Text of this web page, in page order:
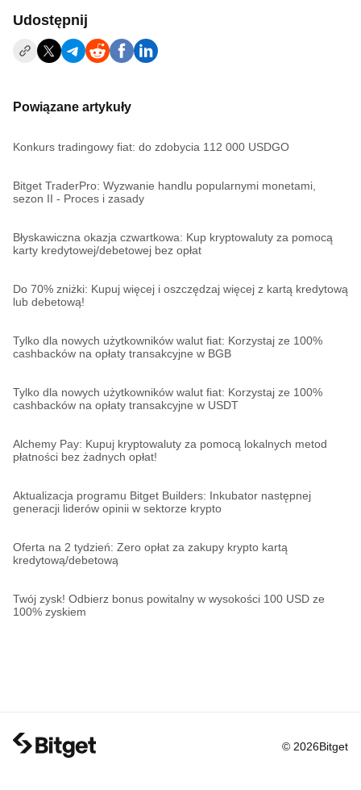
Udostępnij
Powiązane artykuły
Konkurs tradingowy fiat: do zdobycia 112 000 USDGO
Bitget TraderPro: Wyzwanie handlu popularnymi monetami,
sezon II - Proces i zasady
Błyskawiczna okazja czwartkowa: Kup kryptowaluty za pomocą
karty kredytowej/debetowej bez opłat
Do 70% zniżki: Kupuj więcej i oszczędzaj więcej z kartą kredytową
lub debetową!
Tylko dla nowych użytkowników walut fiat: Korzystaj ze 100%
cashbacków na opłaty transakcyjne w BGB
Tylko dla nowych użytkowników walut fiat: Korzystaj ze 100%
cashbacków na opłaty transakcyjne w USDT
Alchemy Pay: Kupuj kryptowaluty za pomocą lokalnych metod
płatności bez żadnych opłat!
Aktualizacja programu Bitget Builders: Inkubator następnej
generacji liderów opinii w sektorze krypto
Oferta na 2 tydzień: Zero opłat za zakupy krypto kartą
kredytową/debetową
Twój zysk! Odbierz bonus powitalny w wysokości 100 USD ze
100% zyskiem
© 2026Bitget